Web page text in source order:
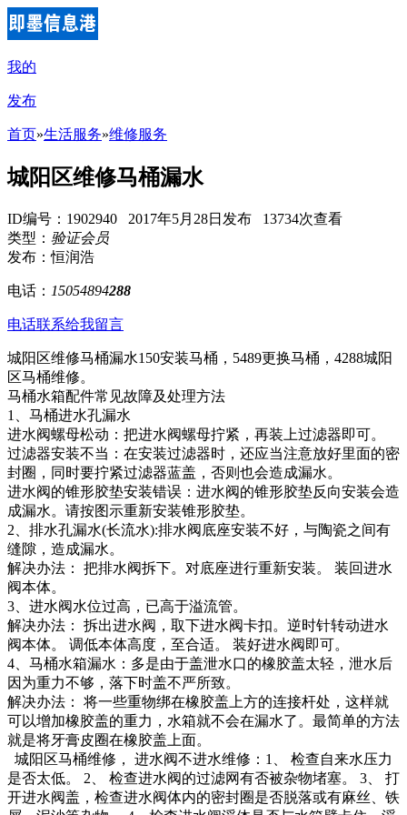
我的
发布
首页»生活服务»维修服务
城阳区维修马桶漏水
ID编号：1902940 2017年5月28日发布 13734次查看
类型： 验证会员
发布：恒润浩
电话： 15054894288
电话联系给我留言
城阳区维修马桶漏水150安装马桶，5489更换马桶，4288城阳
区马桶维修。
马桶水箱配件常见故障及处理方法
1、马桶进水孔漏水
进水阀螺母松动：把进水阀螺母拧紧，再装上过滤器即可。
过滤器安装不当：在安装过滤器时，还应当注意放好里面的密
封圈，同时要拧紧过滤器蓝盖，否则也会造成漏水。
进水阀的锥形胶垫安装错误：进水阀的锥形胶垫反向安装会造
成漏水。请按图示重新安装锥形胶垫。
2、排水孔漏水(长流水):排水阀底座安装不好，与陶瓷之间有
缝隙，造成漏水。
解决办法： 把排水阀拆下。对底座进行重新安装。 装回进水
阀本体。
3、进水阀水位过高，已高于溢流管。
解决办法： 拆出进水阀，取下进水阀卡扣。逆时针转动进水
阀本体。 调低本体高度，至合适。 装好进水阀即可。
4、马桶水箱漏水：多是由于盖泄水口的橡胶盖太轻，泄水后
因为重力不够，落下时盖不严所致。
解决办法： 将一些重物绑在橡胶盖上方的连接杆处，这样就
可以增加橡胶盖的重力，水箱就不会在漏水了。最简单的方法
就是将牙膏皮圈在橡胶盖上面。
城阳区马桶维修， 进水阀不进水维修：1、 检查自来水压力
是否太低。 2、 检查进水阀的过滤网有否被杂物堵塞。 3、 打
开进水阀盖，检查进水阀体内的密封圈是否脱落或有麻丝、铁